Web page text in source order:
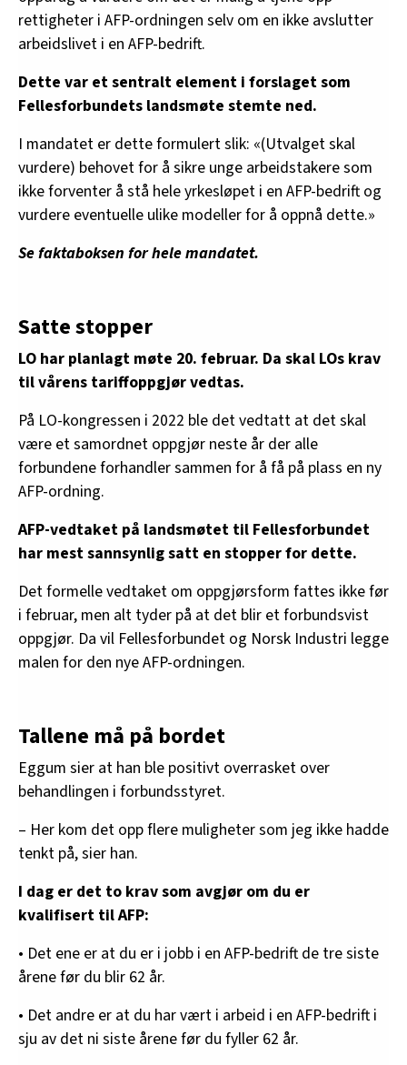
rettigheter i AFP-ordningen selv om en ikke avslutter
arbeidslivet i en AFP-bedrift.
Dette var et sentralt element i forslaget som
Fellesforbundets landsmøte stemte ned.
I mandatet er dette formulert slik: «(Utvalget skal
vurdere) behovet for å sikre unge arbeidstakere som
ikke forventer å stå hele yrkesløpet i en AFP-bedrift og
vurdere eventuelle ulike modeller for å oppnå dette.»
Se faktaboksen for hele mandatet.
Satte stopper
LO har planlagt møte 20. februar. Da skal LOs krav
til vårens tariffoppgjør vedtas.
På LO-kongressen i 2022 ble det vedtatt at det skal
være et samordnet oppgjør neste år der alle
forbundene forhandler sammen for å få på plass en ny
AFP-ordning.
AFP-vedtaket på landsmøtet til Fellesforbundet
har mest sannsynlig satt en stopper for dette.
Det formelle vedtaket om oppgjørsform fattes ikke før
i februar, men alt tyder på at det blir et forbundsvist
oppgjør. Da vil Fellesforbundet og Norsk Industri legge
malen for den nye AFP-ordningen.
Tallene må på bordet
Eggum sier at han ble positivt overrasket over
behandlingen i forbundsstyret.
– Her kom det opp flere muligheter som jeg ikke hadde
tenkt på, sier han.
I dag er det to krav som avgjør om du er
kvalifisert til AFP:
• Det ene er at du er i jobb i en AFP-bedrift de tre siste
årene før du blir 62 år.
• Det andre er at du har vært i arbeid i en AFP-bedrift i
sju av det ni siste årene før du fyller 62 år.